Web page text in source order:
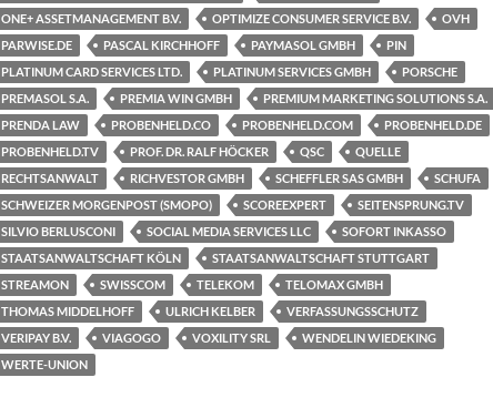
ONE+ ASSETMANAGEMENT B.V.
OPTIMIZE CONSUMER SERVICE B.V.
OVH
PARWISE.DE
PASCAL KIRCHHOFF PAYMASOL GMBH
PIN
PLATINUM CARD SERVICES LTD.
PLATINUM SERVICES GMBH
PORSCHE
PREMASOL S.A.
PREMIA WIN GMBH
PREMIUM MARKETING SOLUTIONS S.A.
PRENDA LAW
PROBENHELD.CO PROBENHELD.COM
PROBENHELD.DE
PROBENHELD.TV
PROF. DR. RALF HÖCKER QSC
QUELLE
RECHTSANWALT
RICHVESTOR GMBH SCHEFFLER SAS GMBH
SCHUFA
SCHWEIZER MORGENPOST (SMOPO)
SCOREEXPERT
SEITENSPRUNG.TV
SILVIO BERLUSCONI
SOCIAL MEDIA SERVICES LLC
SOFORT INKASSO
STAATSANWALTSCHAFT KÖLN
STAATSANWALTSCHAFT STUTTGART
STREAMON
SWISSCOM TELEKOM
TELOMAX GMBH
THOMAS MIDDELHOFF
ULRICH KELBER
VERFASSUNGSSCHUTZ
VERIPAY B.V.
VIAGOGO VOXILITY SRL
WENDELIN WIEDEKING
WERTE-UNION